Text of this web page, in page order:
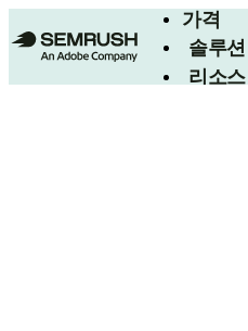
가격
솔루션
리소스